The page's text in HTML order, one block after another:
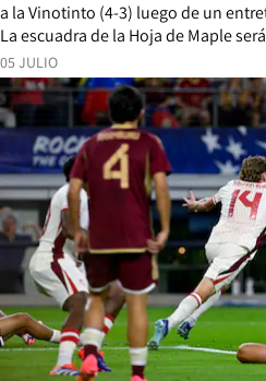
05 JULIO
a la Vinotinto (4-3) luego de un
La escuadra de la Hoja de Maple